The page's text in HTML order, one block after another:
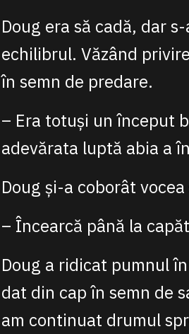
Doug era să cadă, dar
echilibrul. Văzând
în semn de predare.
– Era totuși un început
adevărata luptă abia a
Doug și-a coborât
– Încearcă până la
Doug a ridicat pumnul
dat din cap în semn de
am continuat drumul